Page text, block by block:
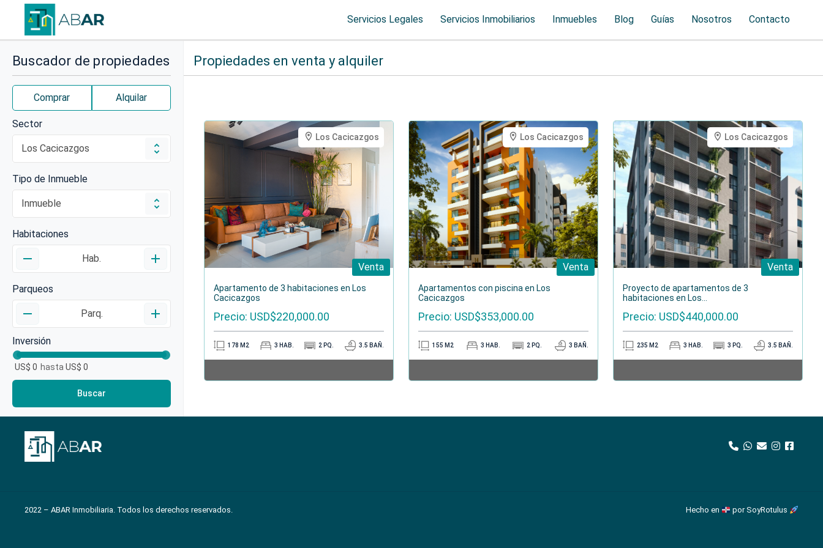
Servicios Legales Servicios Inmobiliarios Inmuebles Blog Guías Nosotros Contacto
Buscador de propiedades
Comprar Alquilar
Sector
Tipo de Inmueble
Habitaciones
remove Hab. add
Parqueos
remove Parq. add
Inversión
US$ 0 hasta US$ 0
Buscar
Propiedades en venta y alquiler
Los Cacicazgos
Venta
Apartamento de 3 habitaciones en Los
Cacicazgos
Precio: USD$220,000.00
178 M2 3 HAB. 2 PQ. 3.5 BAÑ.
Los Cacicazgos
Venta
Apartamentos con piscina en Los
Cacicazgos
Precio: USD$353,000.00
155 M2 3 HAB. 2 PQ. 3 BAÑ.
Los Cacicazgos
Venta
Proyecto de apartamentos de 3
habitaciones en Los...
Precio: USD$440,000.00
235 M2 3 HAB. 3 PQ. 3.5 BAÑ.
2022 – ABAR Inmobiliaria. Todos los derechos reservados. Hecho en por SoyRotulus